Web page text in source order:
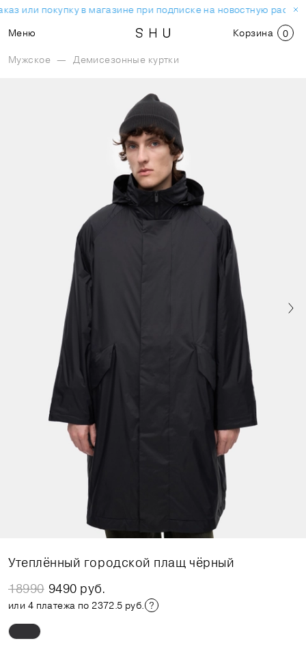
или покупку в магазине при подписке на новостную
Меню
Корзина 0
Мужское — Демисезонные куртки
Утеплённый городской плащ чёрный
18990 9490 руб.
или 4 платежа по 2372.5 руб.